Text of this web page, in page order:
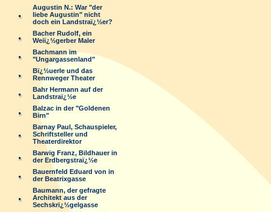
Augustin N.: War "der
liebe Augustin" nicht
doch ein Landstraï¿½er?
Bacher Rudolf, ein
Weiï¿½gerber Maler
Bachmann im
"Ungargassenland"
Bï¿½uerle und das
Rennweger Theater
Bahr Hermann auf der
Landstraï¿½e
Balzac in der "Goldenen
Birn"
Barnay Paul, Schauspieler,
Schriftsteller und
Theaterdirektor
Barwig Franz, Bildhauer in
der Erdbergstraï¿½e
Bauernfeld Eduard von in
der Beatrixgasse
Baumann, der gefragte
Architekt aus der
Sechskrï¿½gelgasse